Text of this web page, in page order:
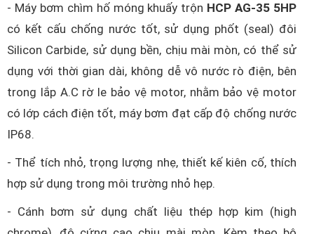
- Máy bơm chìm hố móng khuấy trộn HCP AG-35 5HP
có kết cấu chống nước tốt, sử dụng phốt (seal) đôi
Silicon Carbide, sử dụng bền, chịu mài mòn, có thể sử
dụng với thời gian dài, không dễ vô nước rò điện, bên
trong lắp A.C rờ le bảo vệ motor, nhằm bảo vệ motor
có lớp cách điện tốt, máy bơm đạt cấp độ chống nước
IP68.
- Thể tích nhỏ, trọng lượng nhẹ, thiết kế kiên cố, thích
hợp sử dụng trong môi trường nhỏ hẹp.
- Cánh bơm sử dụng chất liệu thép hợp kim (high